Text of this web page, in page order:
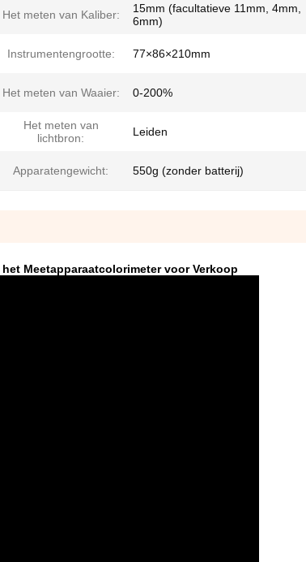
Het meten van Kaliber:
15mm (facultatieve 11mm, 4mm,
6mm)
Instrumentengrootte: 77×86×210mm
Het meten van Waaier: 0-200%
Het meten van
lichtbron:
Leiden
Apparatengewicht: 550g (zonder batterij)
Meetapparaatcolorimeter voor Verkoop